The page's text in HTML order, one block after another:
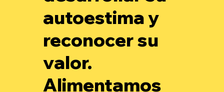
autoestima y
reconocer su
valor.
Alimentamos